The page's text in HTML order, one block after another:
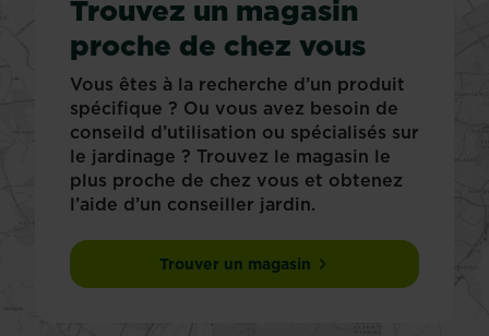
Trouvez un magasin
proche de chez vous
Vous êtes à la recherche d’un produit
spécifique ? Ou vous avez besoin de
conseild d’utilisation ou spécialisés sur
le jardinage ? Trouvez le magasin le
plus proche de chez vous et obtenez
l’aide d’un conseiller jardin.
Trouver un magasin